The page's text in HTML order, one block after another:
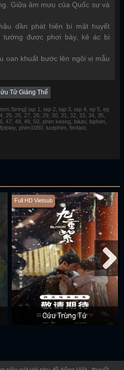
Giữa âm mưu của Quốc sư và
dần phát hiện bí mật huyết
tướng được phơi bày, kẻ ác bị
oan khuất bước lên ngôi vị mẫu
Tử Giáng Thế
tap 1, tap 2, tap 3, tap 4, ep 5, ep
25, 26, 27, 28, 29, 30, 31, 32, 33, 34, 35,
47, 48, 49, 50, phim keeng, bilutv, biphim,
phim1080, luotphim, fimfast,
Full HD Vietsub
Cửu Trùng Tử